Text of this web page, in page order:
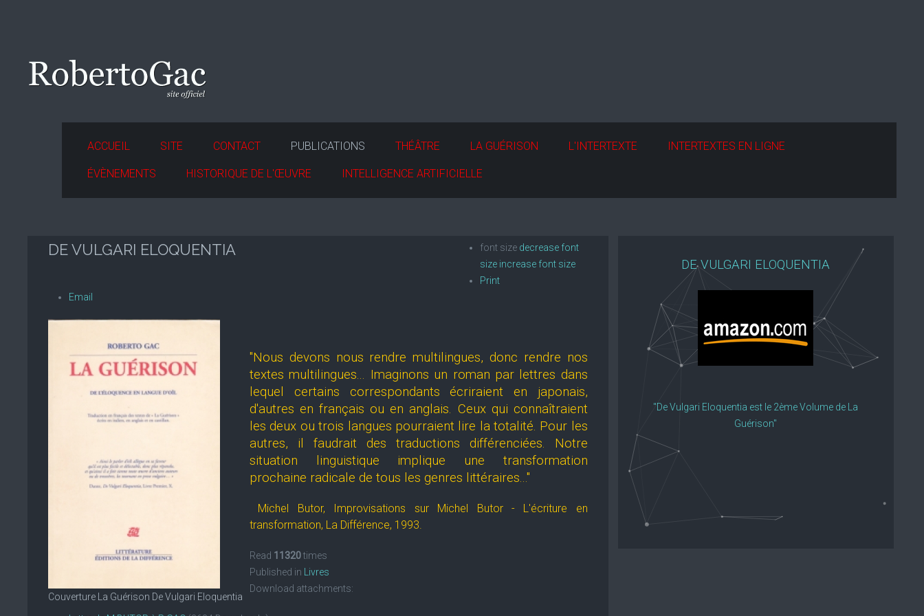
ACCUEIL SITE CONTACT PUBLICATIONS THÉÂTRE LA GUÉRISON L'INTERTEXTE INTERTEXTES EN LIGNE
ÉVÈNEMENTS HISTORIQUE DE L'ŒUVRE INTELLIGENCE ARTIFICIELLE
DE VULGARI ELOQUENTIA font size decrease font
size increase font size
Print
Email
Couverture La Guérison De Vulgari Eloquentia
"Nous devons nous rendre multilingues, donc rendre nos
textes multilingues... Imaginons un roman par lettres dans
lequel certains correspondants écriraient en japonais,
d'autres en français ou en anglais. Ceux qui connaîtraient
les deux ou trois langues pourraient lire la totalité. Pour les
autres, il faudrait des traductions différenciées. Notre
situation linguistique implique une transformation
prochaine radicale de tous les genres littéraires..."
Michel Butor, Improvisations sur Michel Butor - L'écriture en
transformation, La Différence, 1993.
Read 11320times
Published in
Livres
Download attachments:
DE VULGARI ELOQUENTIA
"De Vulgari Eloquentia est le 2ème Volume de La
Guérison"